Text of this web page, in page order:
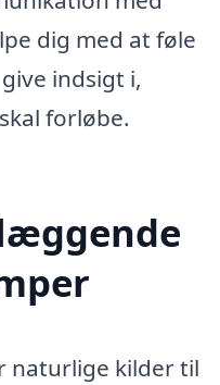
dig med at føle
indsigt i,
forløbe.
naturlige kilder til